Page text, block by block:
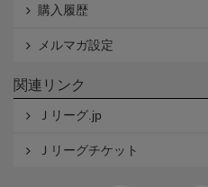
購入履歴
メルマガ設定
関連リンク
Ｊリーグ.jp
Ｊリーグチケット